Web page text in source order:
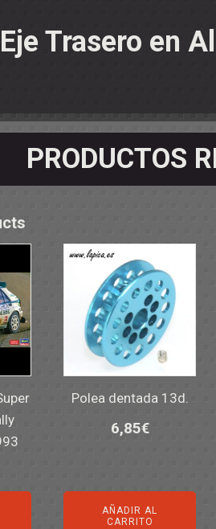
Trasero en
PRODUCTOS
Polea dentada 13d.
6,85€
AÑADIR AL
CARRITO